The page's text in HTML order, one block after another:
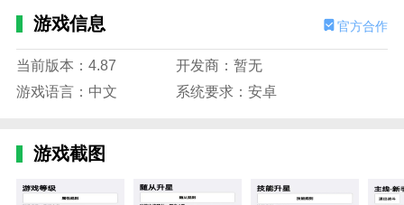
2、【自动战斗】：开启挂机模式，角色自动战斗
3、【装备养成】：系统自动分配装备和技能点，
玩家可调整优先方向；
节和角色故事。
挂机才会赢游戏优势
游戏信息 官方合作
当前版本：4.87
开发商：暂无
游戏语言：中文
系统要求：安卓
游戏截图